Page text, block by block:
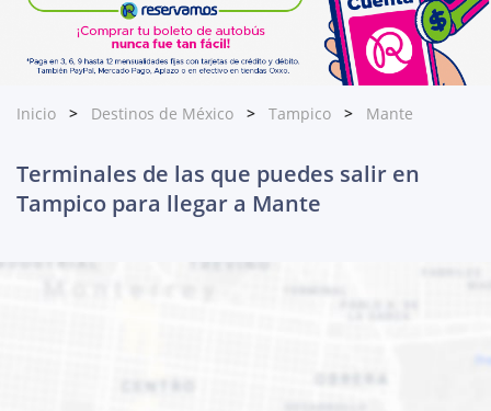
Inicio Destinos de México Tampico Mante
Terminales de las que puedes salir en
Tampico para llegar a Mante